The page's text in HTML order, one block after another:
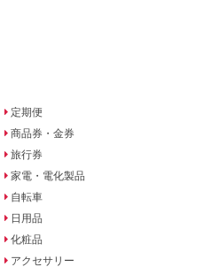
定期便
商品券・金券
旅行券
家電・電化製品
自転車
日用品
化粧品
アクセサリー